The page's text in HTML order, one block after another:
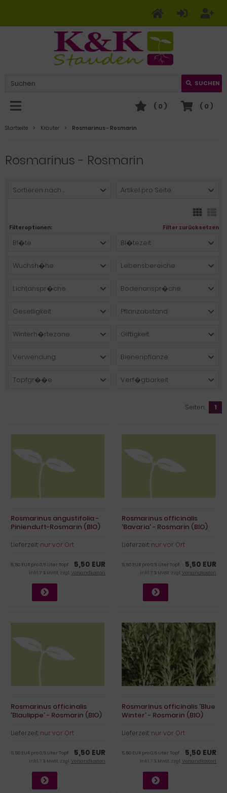
SUCHEN
( 0 )
( 0 )
Startseite Kräuter Rosmarinus - Rosmarin
Rosmarinus - Rosmarin
Sortieren nach ... Artikel pro Seite
Filteroptionen: Filter zurücksetzen
Bl�te Bl�tezeit
Wuchsh�he Lebensbereiche
Lichtanspr�che Bodenanspr�che
Geselligkeit Pflanzabstand
Winterh�rtezone Giftigkeit
Verwendung Bienenpflanze
Topfgr��e Verf�gbarkeit
Seiten: 1
Rosmarinus angustifolia -
Pinienduft-Rosmarin (BIO)
Lieferzeit: nur vor Ort
5,50 EUR
5,50 EUR pro 0,5 Liter Topf
inkl. 7 % MwSt. zzgl.Versandkosten
Rosmarinus officinalis
'Bavaria' - Rosmarin (BIO)
Lieferzeit: nur vor Ort
5,50 EUR
5,50 EUR pro 0,5 Liter Topf
inkl. 7 % MwSt. zzgl.Versandkosten
Rosmarinus officinalis
'Blaulippe' - Rosmarin (BIO)
Lieferzeit: nur vor Ort
5,50 EUR
5,50 EUR pro 0,5 Liter Topf
inkl. 7 % MwSt. zzgl.Versandkosten
Rosmarinus officinalis 'Blue
Winter' - Rosmarin (BIO)
Lieferzeit: nur vor Ort
5,50 EUR
5,50 EUR pro 0,5 Liter Topf
inkl. 7 % MwSt. zzgl.Versandkosten